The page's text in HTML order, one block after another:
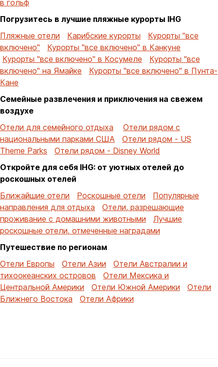
в гольф
Погрузитесь в лучшие пляжные курорты IHG
Пляжные отели
Карибские курорты
Курорты "все
включено"
Курорты "все включено" в Канкуне
Курорты "все включено" в Косумеле
Курорты "все
включено" на Ямайке
Курорты "все включено" в Пунта-
Кане
Семейные развлечения и приключения на свежем
воздухе
Отели для семейного отдыха
Отели рядом с
национальными парками США
Отели рядом - US
Theme Parks
Отели рядом - Disney World
Откройте для себя IHG: от уютных отелей до
роскошных отелей
Ближайшие отели
Роскошные отели
Популярные
направления для отдыха
Отели, разрешающие
проживание с домашними животными
Лучшие
роскошные отели, отмеченные наградами
Путешествие по регионам
Отели Европы
Отели Азии
Отели Австралии и
тихоокеанских островов
Отели Мексика и
Центральной Америки
Отели Южной Америки
Отели
Ближнего Востока
Отели Африки